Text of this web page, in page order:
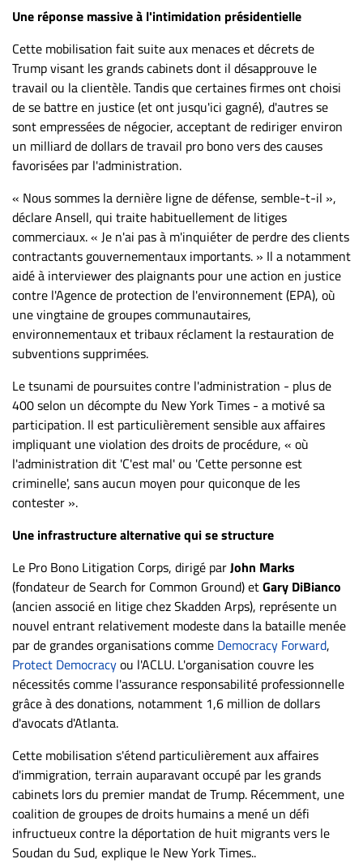
Solutions de
recrutements
TROUVEZ-
NOUS
Nous
joindre
À
propos
Infolettre
S’abonner
FAQ
Politique de
confidentialité
Une réponse massive à l'intimidation présidentielle
Cette mobilisation fait suite aux menaces et décrets de
Trump visant les grands cabinets dont il désapprouve le
travail ou la clientèle. Tandis que certaines firmes ont choisi
de se battre en justice (et ont jusqu'ici gagné), d'autres se
sont empressées de négocier, acceptant de rediriger environ
un milliard de dollars de travail pro bono vers des causes
favorisées par l'administration.
« Nous sommes la dernière ligne de défense, semble-t-il »,
déclare Ansell, qui traite habituellement de litiges
commerciaux. « Je n'ai pas à m'inquiéter de perdre des clients
contractants gouvernementaux importants. » Il a notamment
aidé à interviewer des plaignants pour une action en justice
contre l'Agence de protection de l'environnement (EPA), où
une vingtaine de groupes communautaires,
environnementaux et tribaux réclament la restauration de
subventions supprimées.
Le tsunami de poursuites contre l'administration - plus de
400 selon un décompte du New York Times - a motivé sa
participation. Il est particulièrement sensible aux affaires
impliquant une violation des droits de procédure, « où
l'administration dit 'C'est mal' ou 'Cette personne est
criminelle', sans aucun moyen pour quiconque de les
contester ».
Une infrastructure alternative qui se structure
Le Pro Bono Litigation Corps, dirigé parJohn Marks
(fondateur de Search for Common Ground) etGary DiBianco
(ancien associé en litige chez Skadden Arps), représente un
nouvel entrant relativement modeste dans la bataille menée
par de grandes organisations comme Democracy Forward,
Protect Democracyou l'ACLU. L'organisation couvre les
nécessités comme l'assurance responsabilité professionnelle
grâce à des donations, notamment 1,6 million de dollars
d'avocats d'Atlanta.
Cette mobilisation s'étend particulièrement aux affaires
d'immigration, terrain auparavant occupé par les grands
cabinets lors du premier mandat de Trump. Récemment, une
coalition de groupes de droits humains a mené un défi
infructueux contre la déportation de huit migrants vers le
Soudan du Sud, explique le New York Times..